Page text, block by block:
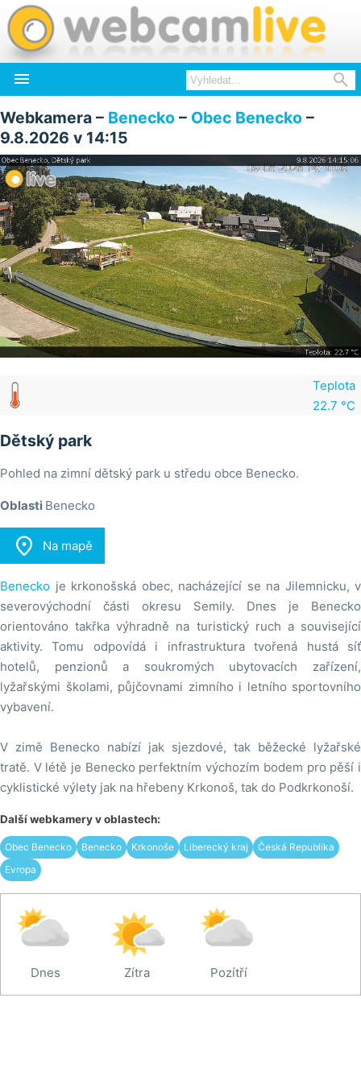
 
Webkamera – Benecko – Obec Benecko –
9.8.2026 v 14:15
Teplota
22.7 °C
Dětský park
Pohled na zimní dětský park u středu obce Benecko.
Oblasti Benecko
 Na mapě
Benecko je krkonošská obec, nacházející se na Jilemnicku, v
severovýchodní části okresu Semily. Dnes je Benecko
orientováno takřka výhradně na turistický ruch a související
aktivity. Tomu odpovídá i infrastruktura tvořená hustá síť
hotelů, penzionů a soukromých ubytovacích zařízení,
lyžařskými školami, půjčovnami zimního i letního sportovního
vybavení.
V zimě Benecko nabízí jak sjezdové, tak běžecké lyžařské
tratě. V létě je Benecko perfektním výchozím bodem pro pěší i
cyklistické výlety jak na hřebeny Krkonoš, tak do Podkrkonoší.
Další webkamery v oblastech:
Obec Benecko Benecko Krkonoše Liberecký kraj
Česká Republika
Evropa
Dnes Zítra Pozítří